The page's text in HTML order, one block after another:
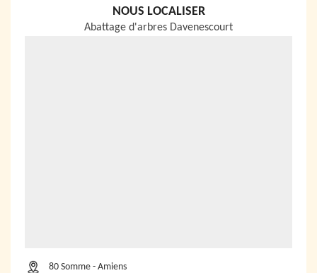
NOUS LOCALISER
Abattage d'arbres Davenescourt
80 Somme - Amiens